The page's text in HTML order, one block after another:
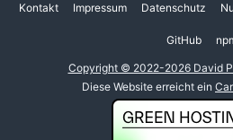
Kontakt Impressum Datenschutz
GitHub
Copyright © 2022-2026 David
Diese Website erreicht ein